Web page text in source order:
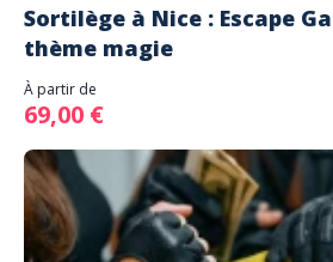
Sortilège à Nice : Escape
thème magie
À partir de
69,00 €